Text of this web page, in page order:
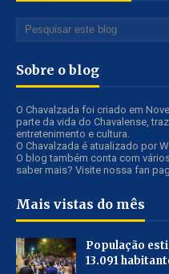
Sobre o blog
O Chavalzada foi criado em
parte da vida do Chavalense,
entretenimento e cultura.
O Chavalzada é atualizado por
O blog também conta com
saber mais? Visite nossa fan
Mais vistas do mês
População
13.091